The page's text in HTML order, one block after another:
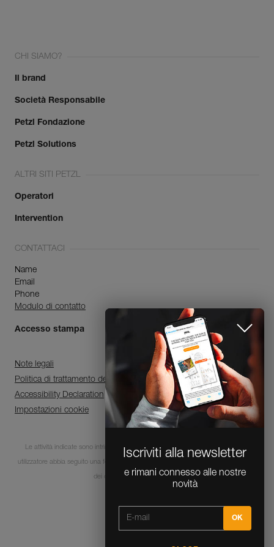
Iscriviti alla newsletter
e rimani connesso alle nostre
novità
CHI SIAMO?
Il brand
Società Responsabile
Petzl Fondazione
Petzl Solutions
ALTRI SITI PETZL
Operatori
Intervention
CONTATTACI
Name
Email
Phone
Modulo di contatto
Accesso stampa
Note legali
Politica di trattamento dei dati personali e di gestione dei cookie
Accessibility Declaration
Impostazioni cookie
Le attività indicate sono intrinsecamente pericolose. È indispensabile che ogni
utilizzatore abbia seguito una formazione e disponga delle competenze per l’utilizzo
dei dispositivi in queste attività.
© 1995-2026 Petzl